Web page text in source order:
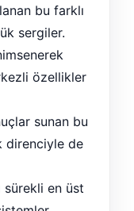
bu farklı
sergiler.
özellikler
sunan bu
direnciyle de
sürekli en üst